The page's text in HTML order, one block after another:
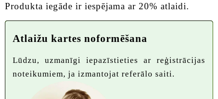
Produkta iegāde ir iespējama ar 20% atlaidi.
Atlaižu kartes noformēšana
Lūdzu, uzmanīgi iepazīstieties ar reģistrācijas
noteikumiem, ja izmantojat referālo saiti.